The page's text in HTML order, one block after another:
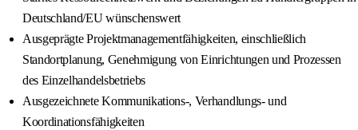
Deutschland/EU wünschenswert
Ausgeprägte Projektmanagementfähigkeiten, einschließlich
Standortplanung, Genehmigung von Einrichtungen und Prozessen
des Einzelhandelsbetriebs
Ausgezeichnete Kommunikations-, Verhandlungs- und
Koordinationsfähigkeiten